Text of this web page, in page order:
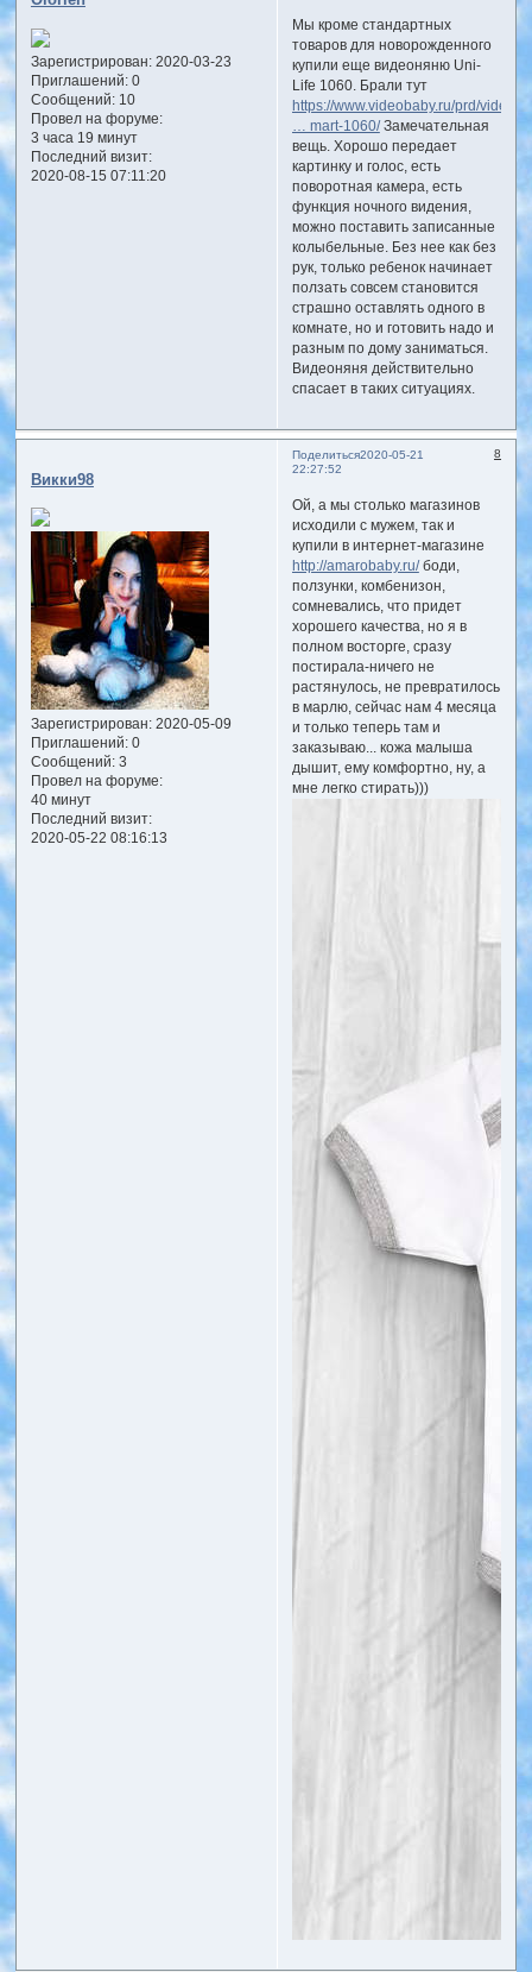
Зарегистрирован: 2020-03-23
Приглашений:0
Сообщений:10
Провел на форуме:
3 часа 19 минут
Последний визит:
2020-08-15 07:11:20
Мы кроме стандартных
товаров для новорожденного
купили еще видеоняню Uni-
Life 1060. Брали тут
https://www.videobaby.ru/prd/
… mart-1060/Замечательная
вещь. Хорошо передает
картинку и голос, есть
поворотная камера, есть
функция ночного видения,
можно поставить записанные
колыбельные. Без нее как без
рук, только ребенок начинает
ползать совсем становится
страшно оставлять одного в
комнате, но и готовить надо и
разным по дому заниматься.
Видеоняня действительно
спасает в таких ситуациях.
Поделиться 8
2020-05-21
22:27:52
Викки98
Зарегистрирован: 2020-05-09
Приглашений:0
Сообщений:3
Провел на форуме:
40 минут
Последний визит:
2020-05-22 08:16:13
Ой, а мы столько магазинов
исходили с мужем, так и
купили в интернет-магазине
http://amarobaby.ru/боди,
ползунки, комбенизон,
сомневались, что придет
хорошего качества, но я в
полном восторге, сразу
постирала-ничего не
растянулось, не превратилось
в марлю, сейчас нам 4 месяца
и только теперь там и
заказываю... кожа малыша
дышит, ему комфортно, ну, а
мне легко стирать)))